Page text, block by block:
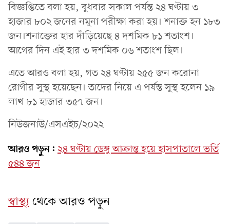
বিজ্ঞপ্তিতে বলা হয়, বুধবার সকাল পর্যন্ত ২৪ ঘণ্টায় ৩
হাজার ৮০২ জনের নমুনা পরীক্ষা করা হয়। শনাক্ত হন ১৮৩
জন।শনাক্তের হার দাঁড়িয়েছে ৪ দশমিক ৮১ শতাংশ।
আগের দিন এই হার ৩ দশমিক ০৬ শতাংশ ছিল।
এতে আরও বলা হয়, গত ২৪ ঘণ্টায় ২৫৫ জন করোনা
রোগীর সুস্থ হয়েছেন। তাদের নিয়ে এ পর্যন্ত সুস্থ হলেন ১৯
লাখ ৮১ হাজার ৩৫৭ জন।
নিউজনাউ/এসএইচ/২০২২
আরও পড়ুন: ২৪ ঘণ্টায় ডেঙ্গু আক্রান্ত হয়ে হাসপাতালে ভর্তি
৫৪৪ জন
স্বাস্থ্যথেকে আরও পড়ুন